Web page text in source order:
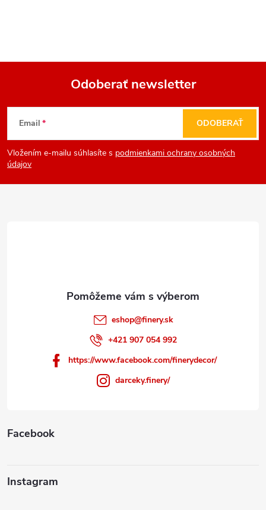
Z
á
p
Odoberať newsletter
Email
Vložením e-mailu súhlasíte s podmienkami ochrany osobných
údajov
ODOBERAŤ
eshop@finery.sk
+421 907 054 992
https://www.facebook.com/finerydecor/
darceky.finery/
Facebook
Instagram